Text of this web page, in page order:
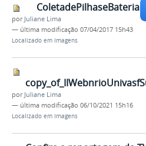
por Juliane Lima
— última modificação 07/04/2017 15h43
Localizado em Imagens
por Juliane Lima
— última modificação 06/10/2021 15h16
Localizado em Imagens